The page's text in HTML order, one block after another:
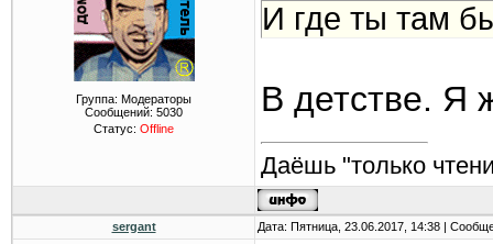
Группа: Модераторы
Сообщений: 5030
Статус: Offline
И где ты там
В детстве. Я
Даёшь "только
sergant Дата: Пятница, 23.06.2017, 14:38 |